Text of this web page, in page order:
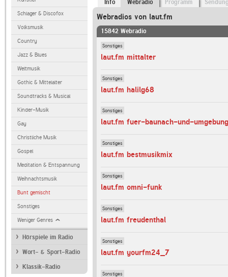
Schlager & Discofox
Volksmusik
Country
Jazz & Blues
Weltmusik
Gothic & Mittelalter
Soundtracks & Musical
Kinder-Musik
Gay
Christliche Musik
Gospel
Meditation & Entspannung
Weihnachtsmusik
Bunt gemischt
Sonstiges
Weniger Genres
Hörspiele im Radio
Wort- & Sport-Radio
Klassik-Radio
Info Webradio Programm
Webradios von laut.fm
15842 Webradio
Sonstiges
laut.fm mittalter
Sonstiges
laut.fm halilg68
Sonstiges
laut.fm fuer-baunach-und-umgebung
Sonstiges
laut.fm bestmusikmix
Sonstiges
laut.fm omni-funk
Sonstiges
laut.fm freudenthal
Sonstiges
laut.fm yourfm24_7
Sonstiges